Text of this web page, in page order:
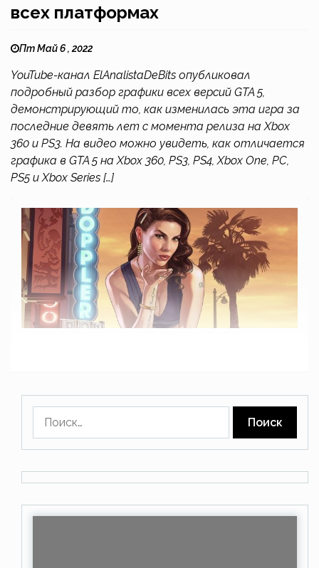
всех платформах
Пт Май 6 , 2022
YouTube-канал ElAnalistaDeBits опубликовал
подробный разбор графики всех версий GTA 5,
демонстрирующий то, как изменилась эта игра за
последние девять лет с момента релиза на Xbox
360 и PS3. На видео можно увидеть, как отличается
графика в GTA 5 на Xbox 360, PS3, PS4, Xbox One, PC,
PS5 и Xbox Series […]